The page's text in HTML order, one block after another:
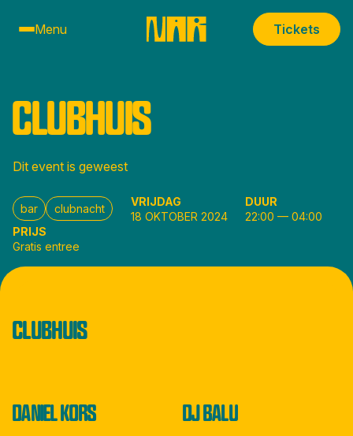
Menu Tickets
CLUBHUIS
Dit event is geweest
bar clubnacht
VRIJDAG
18 OKTOBER 2024
DUUR
22:00—04:00
PRIJS
Gratis entree
CLUBHUIS
DANIEL KORS DJ BALU